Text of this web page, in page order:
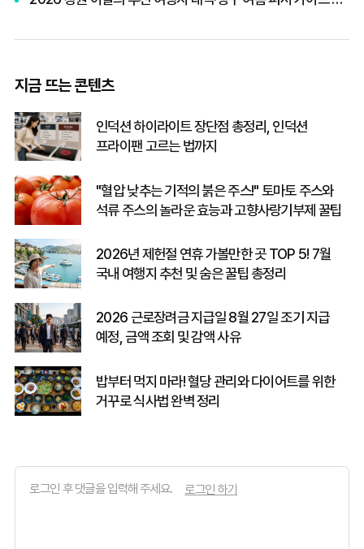
지금 뜨는 콘텐츠
인덕션 하이라이트 장단점 총정리, 인덕션
프라이팬 고르는 법까지
"혈압 낮추는 기적의 붉은 주스!" 토마토 주스와
석류 주스의 놀라운 효능과 고향사랑기부제 꿀팁
2026년 제헌절 연휴 가볼만한 곳 TOP 5! 7월
국내 여행지 추천 및 숨은 꿀팁 총정리
2026 근로장려금 지급일 8월 27일 조기 지급
예정, 금액 조회 및 감액 사유
밥부터 먹지 마라! 혈당 관리와 다이어트를 위한
거꾸로 식사법 완벽 정리
로그인 하기